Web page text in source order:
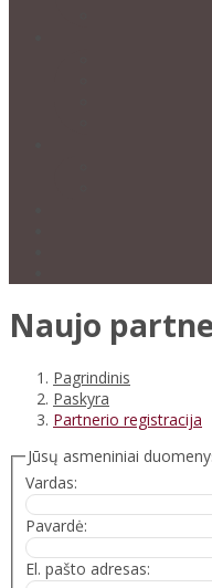
Naujo
Pagrindinis
Paskyra
Partnerio registracija
Jūsų asmeniniai
Vardas:
Pavardė:
El. pašto adresas: